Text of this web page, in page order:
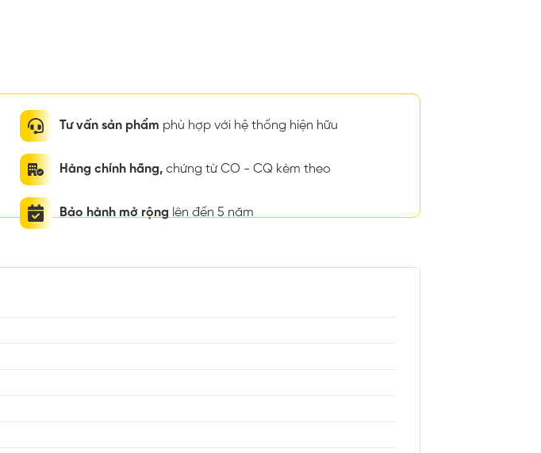
Tư vấn sản phẩm phù hợp với hệ thống hiện hữu
Hàng chính hãng, chứng từ CO - CQ kèm theo
Bảo hành mở rộng lên đến 5 năm